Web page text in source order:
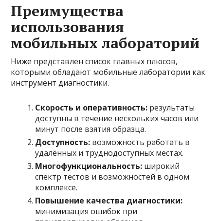
Преимущества
использования
мобильных лабораторий
Ниже представлен список главных плюсов,
которыми обладают мобильные лаборатории как
инструмент диагностики.
Скорость и оперативность: результаты
доступны в течение нескольких часов или
минут после взятия образца.
Доступность: возможность работать в
удалённых и труднодоступных местах.
Многофункциональность: широкий
спектр тестов и возможностей в одном
комплексе.
Повышение качества диагностики:
минимизация ошибок при